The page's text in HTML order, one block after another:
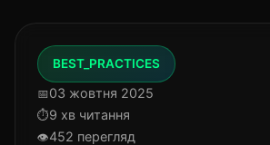
BEST_PRACTICES
03 жовтня 2025
9 хв читання
452 перегляд